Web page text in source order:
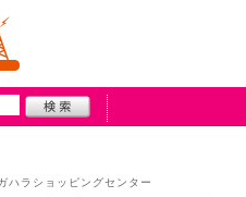
ハラショッピングセンター